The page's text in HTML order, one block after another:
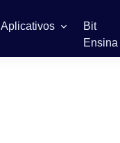
Aplicativos
Bit
Ensina